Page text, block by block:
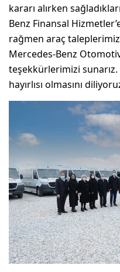
kararı alırken
Benz Finansal
rağmen araç
Mercedes-Benz
teşekkürlerimizi sunarız.
hayırlısı olmasını